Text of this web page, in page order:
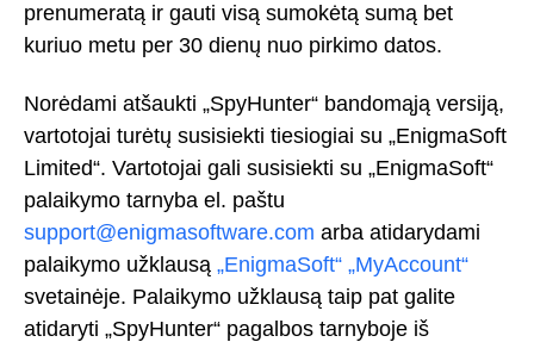
prenumeratą ir gauti visą sumokėtą sumą bet
kuriuo metu per 30 dienų nuo pirkimo datos.
Norėdami atšaukti „SpyHunter“ bandomąją versiją,
vartotojai turėtų susisiekti tiesiogiai su „EnigmaSoft
Limited“. Vartotojai gali susisiekti su „EnigmaSoft“
palaikymo tarnyba el. paštu
support@enigmasoftware.com arba atidarydami
palaikymo užklausą „EnigmaSoft“ „MyAccount“
svetainėje. Palaikymo užklausą taip pat galite
atidaryti „SpyHunter“ pagalbos tarnyboje iš